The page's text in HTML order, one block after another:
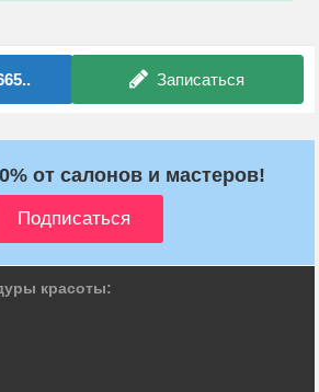
Записаться
от салонов и мастеров!
красоты: